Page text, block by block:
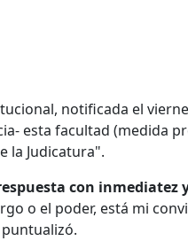
notificada el
esta facultad (medida
la Judicatura".
con inmediatez
o el poder, está mi